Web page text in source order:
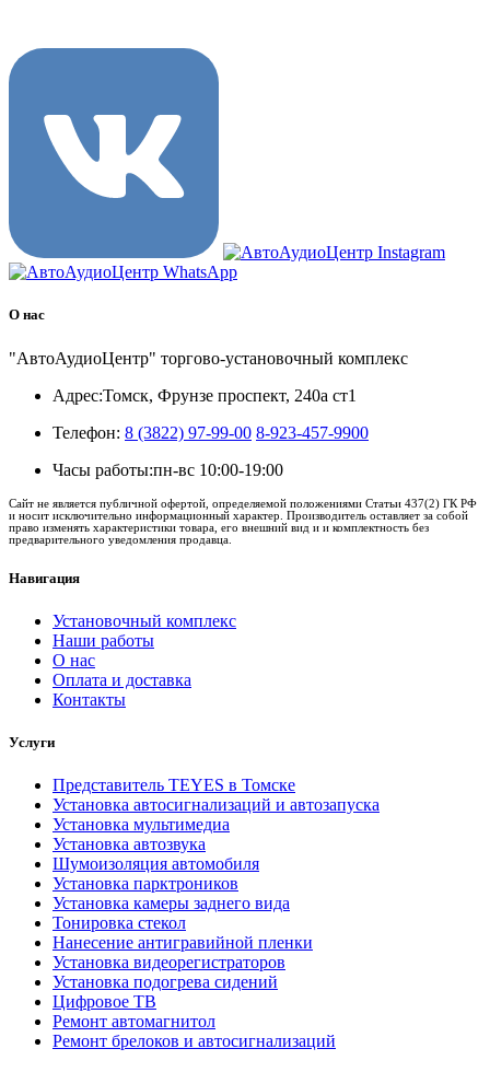
О нас
"АвтоАудиоЦентр" торгово-установочный комплекс
Адрес:Томск, Фрунзе проспект, 240а ст1
Телефон: 8 (3822) 97-99-00 8-923-457-9900
Часы работы:пн-вс 10:00-19:00
Сайт не является публичной офертой, определяемой положениями Статьи 437(2) ГК РФ
и носит исключительно информационный характер. Производитель оставляет за собой
право изменять характеристики товара, его внешний вид и и комплектность без
предварительного уведомления продавца.
Навигация
Установочный комплекс
Наши работы
О нас
Оплата и доставка
Контакты
Услуги
Представитель TEYES в Томске
Установка автосигнализаций и автозапуска
Установка мультимедиа
Установка автозвука
Шумоизоляция автомобиля
Установка парктроников
Установка камеры заднего вида
Тонировка стекол
Нанесение антигравийной пленки
Установка видеорегистраторов
Установка подогрева сидений
Цифровое ТВ
Ремонт автомагнитол
Ремонт брелоков и автосигнализаций